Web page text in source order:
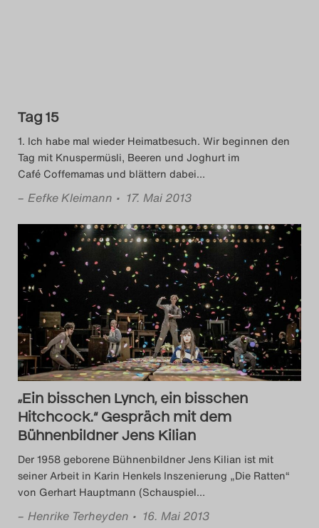
Tag 15
1. Ich habe mal wieder Heimatbesuch. Wir beginnen den
Tag mit Knuspermüsli, Beeren und Joghurt im
Café Coffemamas und blättern dabei…
– Eefke Kleimann • 17. Mai 2013
„Ein bisschen Lynch, ein bisschen
Hitchcock.“ Gespräch mit dem
Bühnenbildner Jens Kilian
Der 1958 geborene Bühnenbildner Jens Kilian ist mit
seiner Arbeit in Karin Henkels Inszenierung „Die Ratten“
von Gerhart Hauptmann (Schauspiel…
– Henrike Terheyden • 16. Mai 2013